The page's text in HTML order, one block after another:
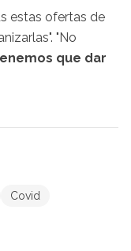
estas ofertas de
"No
que dar
Covid